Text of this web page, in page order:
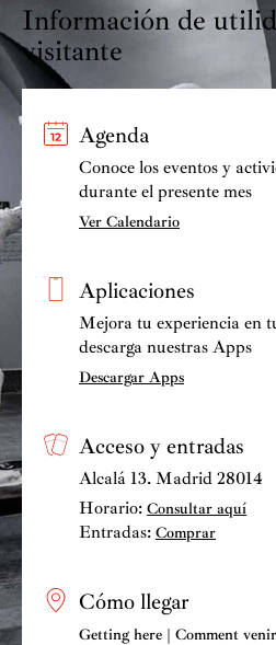
Información de
visitante
Agenda
Conoce los eventos y
durante el presente mes
Ver Calendario
Aplicaciones
Mejora tu experiencia en
descarga nuestras Apps
Descargar Apps
Acceso y entradas
Alcalá 13. Madrid 28014
Horario: Consultar aquí
Entradas: Comprar
Cómo llegar
Getting here | Comment